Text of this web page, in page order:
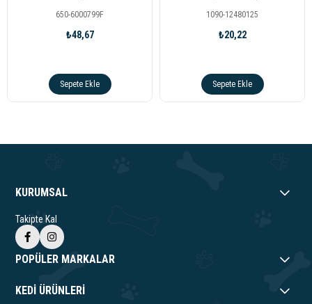
650-6000799F
₺48,67
Sepete Ekle
1090-12480125
₺20,22
Sepete Ekle
KURUMSAL
Takipte Kal
POPÜLER MARKALAR
KEDİ ÜRÜNLERİ